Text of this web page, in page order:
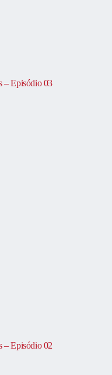
– Episódio 03
– Episódio 02